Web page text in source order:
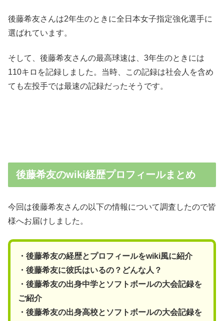
後藤希友さんは2年生のときに全日本女子指定強化選手に
選ばれています。
そして、後藤希友さんの最高球速は、3年生のときには
110キロを記録しました。当時、この記録は社会人を含め
ても左投手では最速の記録だったそうです。
後藤希友のwiki経歴プロフィールまとめ
今回は後藤希友さんの以下の情報について調査したので皆
様へお届けしました。
・後藤希友の経歴とプロフィールをwiki風に紹介
・後藤希友に彼氏はいるの？どんな人？
・後藤希友の出身中学とソフトボールの大会記録を
ご紹介
・後藤希友の出身高校とソフトボールの大会記録を